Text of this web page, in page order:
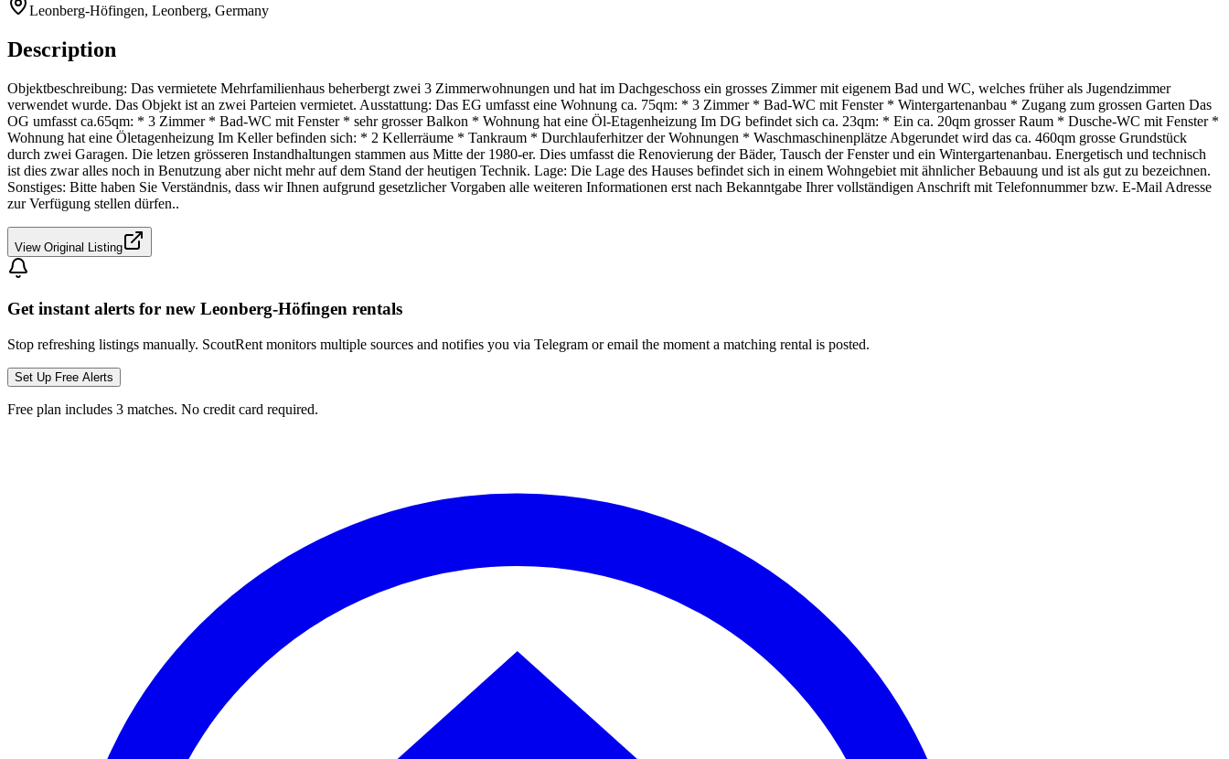
Leonberg-Höfingen, Leonberg, Germany
Description
Objektbeschreibung: Das vermietete Mehrfamilienhaus beherbergt zwei 3 Zimmerwohnungen und hat im Dachgeschoss ein grosses Zimmer mit eigenem Bad und WC, welches früher als Jugendzimmer
verwendet wurde. Das Objekt ist an zwei Parteien vermietet. Ausstattung: Das EG umfasst eine Wohnung ca. 75qm: * 3 Zimmer * Bad-WC mit Fenster * Wintergartenanbau * Zugang zum grossen Garten Das
OG umfasst ca.65qm: * 3 Zimmer * Bad-WC mit Fenster * sehr grosser Balkon * Wohnung hat eine Öl-Etagenheizung Im DG befindet sich ca. 23qm: * Ein ca. 20qm grosser Raum * Dusche-WC mit Fenster *
Wohnung hat eine Öletagenheizung Im Keller befinden sich: * 2 Kellerräume * Tankraum * Durchlauferhitzer der Wohnungen * Waschmaschinenplätze Abgerundet wird das ca. 460qm grosse Grundstück
durch zwei Garagen. Die letzen grösseren Instandhaltungen stammen aus Mitte der 1980-er. Dies umfasst die Renovierung der Bäder, Tausch der Fenster und ein Wintergartenanbau. Energetisch und technisch
ist dies zwar alles noch in Benutzung aber nicht mehr auf dem Stand der heutigen Technik. Lage: Die Lage des Hauses befindet sich in einem Wohngebiet mit ähnlicher Bebauung und ist als gut zu bezeichnen.
Sonstiges: Bitte haben Sie Verständnis, dass wir Ihnen aufgrund gesetzlicher Vorgaben alle weiteren Informationen erst nach Bekanntgabe Ihrer vollständigen Anschrift mit Telefonnummer bzw. E-Mail Adresse
zur Verfügung stellen dürfen..
View Original Listing
Get instant alerts for new Leonberg-Höfingen rentals
Stop refreshing listings manually. ScoutRent monitors multiple sources and notifies you via Telegram or email the moment a matching rental is posted.
Set Up Free Alerts
Free plan includes 3 matches. No credit card required.